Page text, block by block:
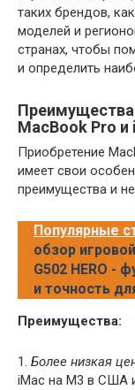
таких брендов,
моделей и
странах, чтобы
и определить
Преимущества
MacBook Pro
Приобретение
имеет свои
преимущества и
Популярные
обзор
G502 HERO -
и точность
Преимущества:
1. Более низкая
iMac на M3 в США